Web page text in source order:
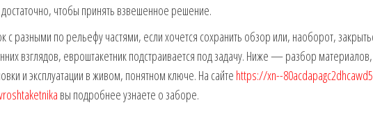
чтобы принять взвешенное решение.
с разными по рельефу частями, если хочется сохранить обзор или, наоборот,
взглядов, евроштакетник подстраивается под задачу. Ниже — разбор материалов,
и эксплуатации в живом, понятном ключе. На сайте https://xn--
вы подробнее узнаете о заборе.